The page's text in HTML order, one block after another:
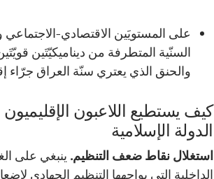
على المستويَين الاقتصادي-
السنّية المتطرفة من ديناميكيّتَين
والحنق الذي يعتري سنّة العراق جرّاء
كيف يستطيع اللاعبون
الدولة الإسلامية
استغلال نقاط ضعف التنظيم. ينبغي على
الداخلية التي يواجهها التنظيم الجهادي